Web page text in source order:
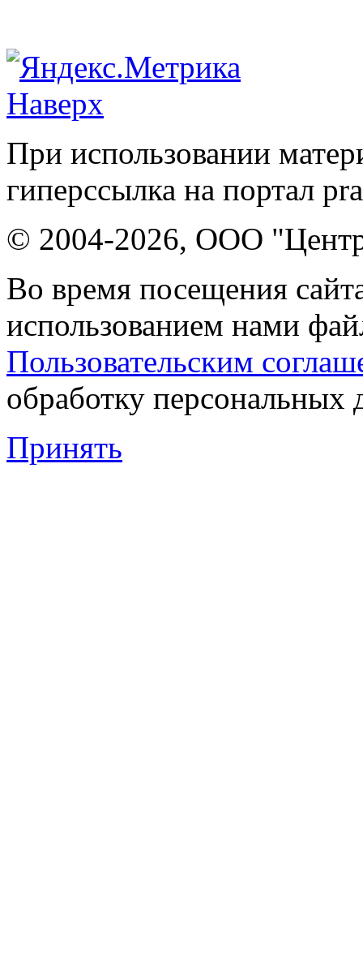
Наверх
При использовании
гиперссылка на портал
© 2004-2026, ООО "Центр
Во время посещения
использованием нами
Пользовательским
обработку персональных
Принять